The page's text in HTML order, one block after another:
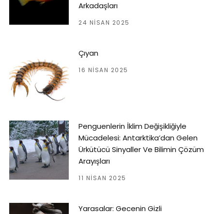
Arkadaşları
24 NISAN 2025
Çıyan
16 NISAN 2025
Penguenlerin İklim Değişikliğiyle
Mücadelesi: Antarktika’dan Gelen
Ürkütücü Sinyaller Ve Bilimin Çözüm
Arayışları
11 NISAN 2025
Yarasalar: Gecenin Gizli